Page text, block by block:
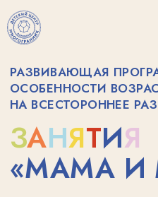
ЗАНЯТИЯ
«МАМА И
Для возраста 1−2 и 2−3
Занятия с 9:00 до 19:00
НА ВСЕСТОРОННЕЕ РАЗВИТИЕ